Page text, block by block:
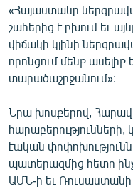
«Հայաստանը
շահերից է բխում եւ
վիճակի կլինի
որոնցում մենք ասելիք
տարածաշրջանում»:
Նրա խոսքերով,
հարաբերությունների,
էական
պատերազմից հետո
ԱՄՆ-ի եւ Ռուսաստանի